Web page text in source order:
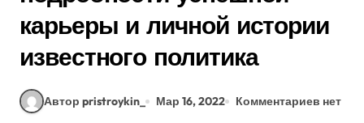
карьеры и личной истории
известного политика
Автор pristroykin_ Мар 16, 2022 Комментариев нет